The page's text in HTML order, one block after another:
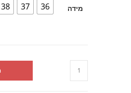
מידה 36
37
38